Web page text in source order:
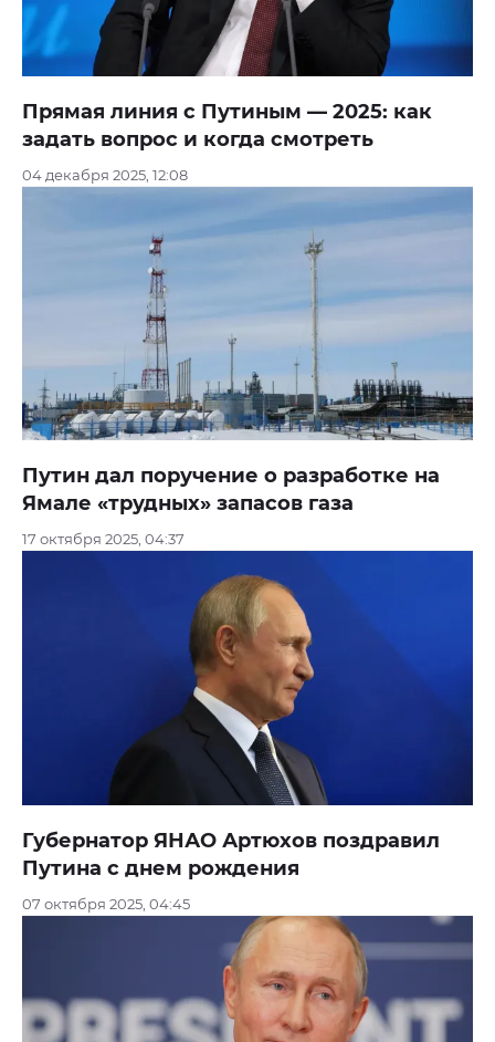
Прямая линия с Путиным — 2025: как
задать вопрос и когда смотреть
04 декабря 2025, 12:08
Путин дал поручение о разработке на
Ямале «трудных» запасов газа
17 октября 2025, 04:37
Губернатор ЯНАО Артюхов поздравил
Путина с днем рождения
07 октября 2025, 04:45